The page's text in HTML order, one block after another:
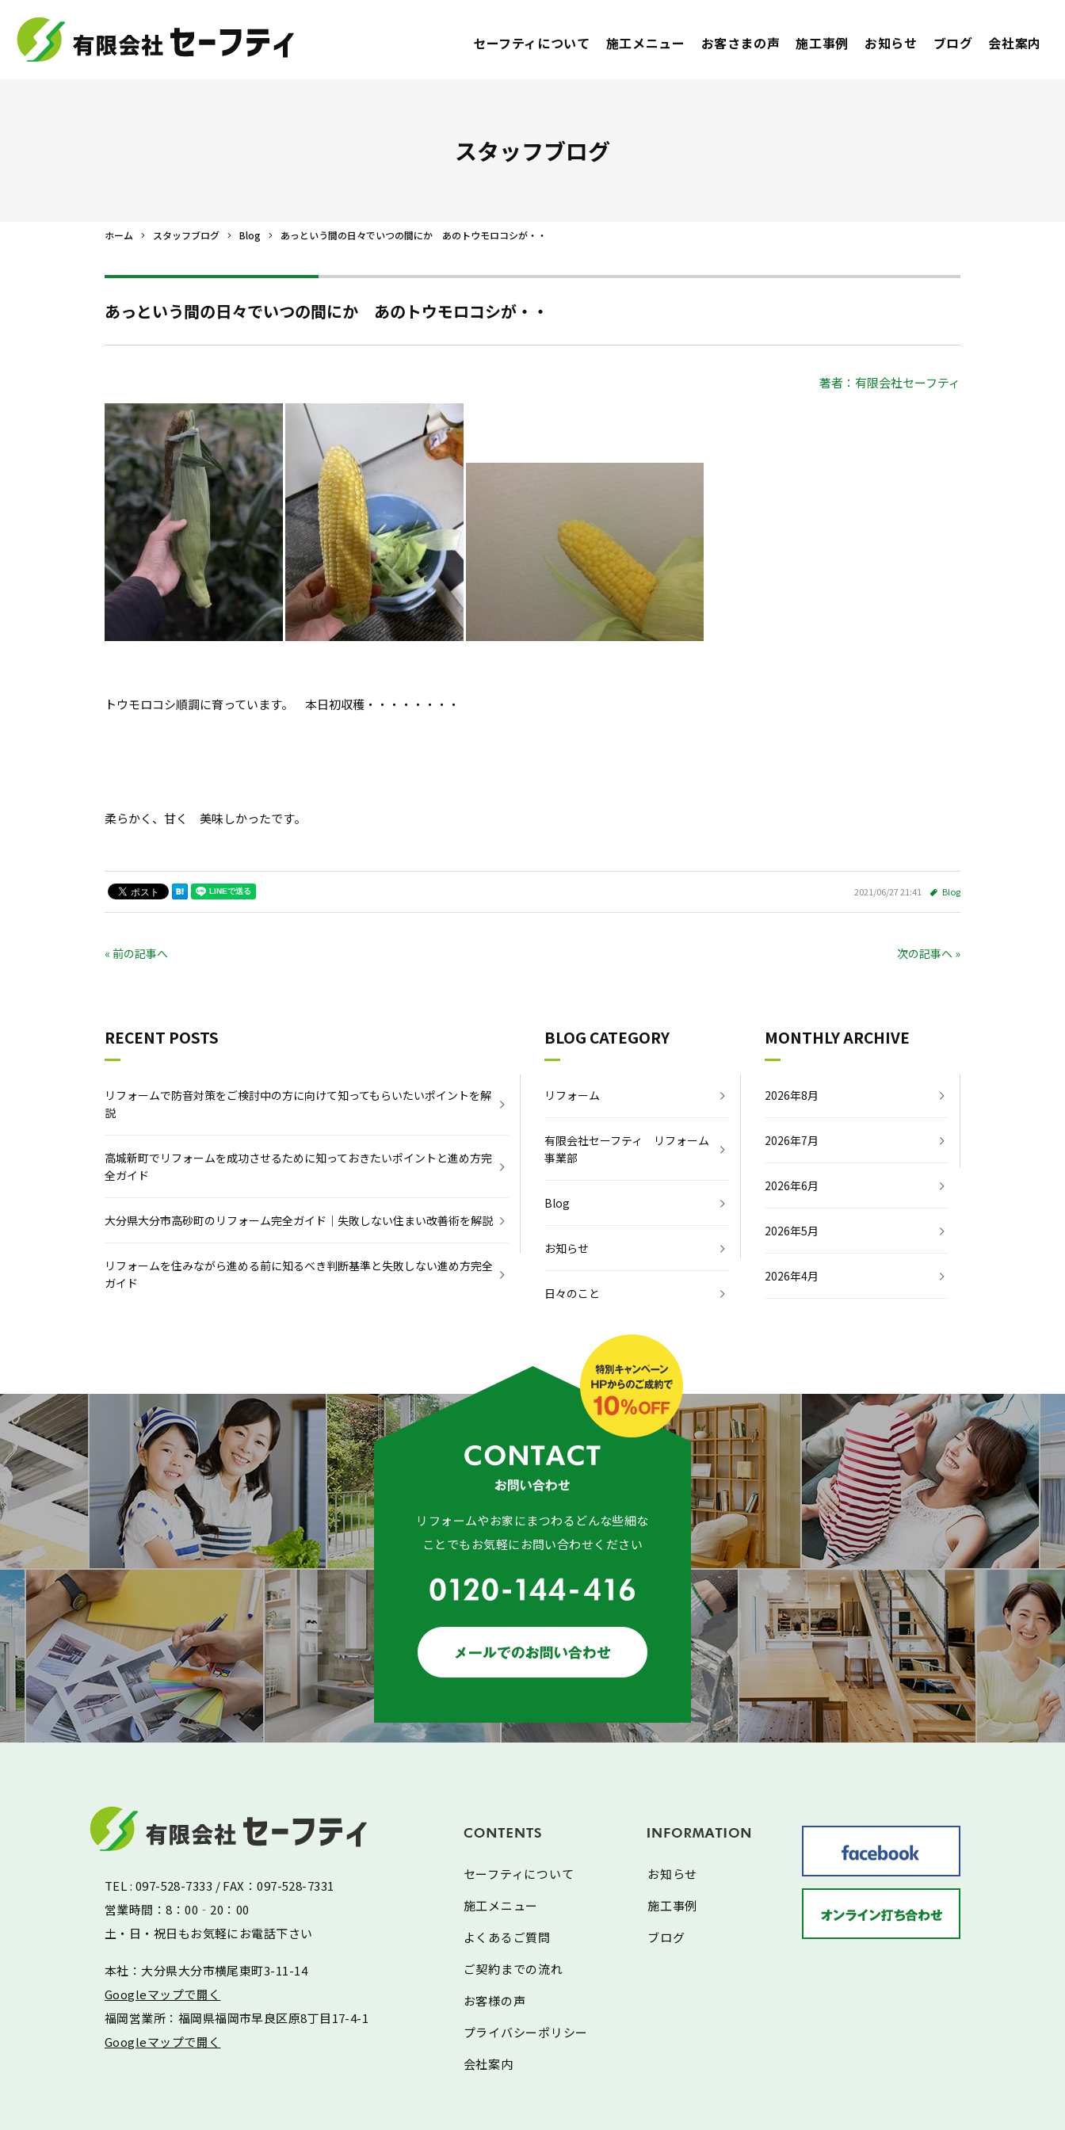
セーフティについて 施工メニュー お客さまの声 施工事例 お知らせ ブログ 会社案内
スタッフブログ
ホーム スタッフブログ Blog あっという間の日々でいつの間にか あのトウモロコシが・・
あっという間の日々でいつの間にか あのトウモロコシが・・
著者：有限会社セーフティ
トウモロコシ順調に育っています。 本日初収穫・・・・・・・・
柔らかく、甘く 美味しかったです。
2021/06/27 21:41 Blog
« 前の記事へ 次の記事へ »
RECENT POSTS
リフォームで防音対策をご検討中の方に向けて知ってもらいたいポイントを解
説
高城新町でリフォームを成功させるために知っておきたいポイントと進め方完
全ガイド
大分県大分市高砂町のリフォーム完全ガイド｜失敗しない住まい改善術を解説
リフォームを住みながら進める前に知るべき判断基準と失敗しない進め方完全
ガイド
BLOG CATEGORY
リフォーム
有限会社セーフティ リフォーム
事業部
Blog
お知らせ
日々のこと
MONTHLY ARCHIVE
2026年8月
2026年7月
2026年6月
2026年5月
2026年4月
2026年1月
2025年12月
2025年11月
2025年10月
2025年9月
リフォームやお家にまつわるどんな些細な
ことでもお気軽にお問い合わせください
TEL : 097-528-7333 / FAX：097-528-7331
営業時間：8：00‐20：00
土・日・祝日もお気軽にお電話下さい
本社：大分県大分市横尾東町3-11-14
Googleマップで開く
福岡営業所： 福岡県福岡市早良区原8丁目17-4-1
Googleマップで開く
セーフティについて
施工メニュー
よくあるご質問
ご契約までの流れ
お客様の声
プライバシーポリシー
会社案内
お知らせ
施工事例
ブログ